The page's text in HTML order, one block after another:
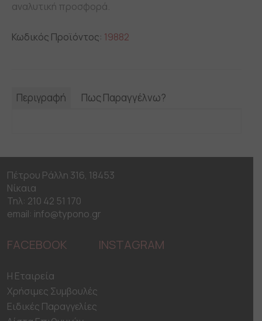
αναλυτική προσφορά.
Κωδικός Προϊόντος: 19882
Περιγραφή Πως Παραγγέλνω?
Πέτρου Ράλλη 316, 18453
Νίκαια
Τηλ: 210 42 51 170
email: info@typono.gr
FACEBOOK INSTAGRAM
H Εταιρεία
Χρήσιμες Συμβουλές
Ειδικές Παραγγελίες